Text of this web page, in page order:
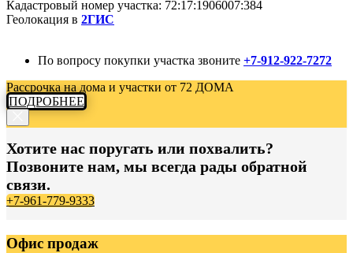
Кадастровый номер участка: 72:17:1906007:384
Геолокация в 2ГИС
По вопросу покупки участка звоните +7-912-922-7272
Рассрочка на дома и участки от 72 ДОМА
ПОДРОБНЕЕ
Хотите нас поругать или похвалить?
Позвоните нам, мы всегда рады обратной
связи.
+7-961-779-9333
Офис продаж